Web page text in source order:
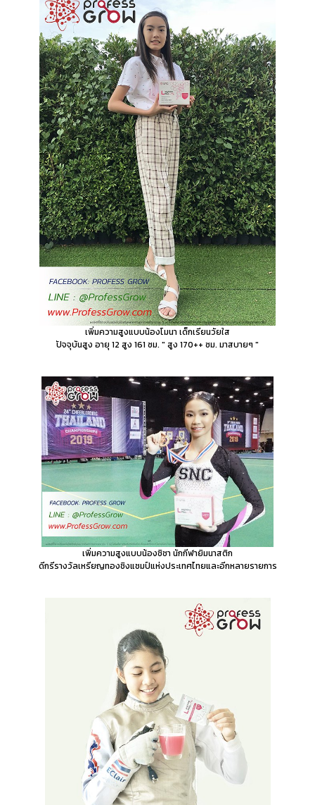
เพิ่มความสูงแบบน้องโมนา เด็กเรียนวัยใส
ปัจจุบันสูง อายุ 12 สูง 161 ซม. " สูง 170++ ซม. มาสบายๆ "
เพิ่มความสูงแบบน้องชิชา นักกีฬายิมนาสติก
ดีกรีรางวัลเหรียญทองชิงแชมป์แห่งประเทศไทยและอีกหลายรายการ